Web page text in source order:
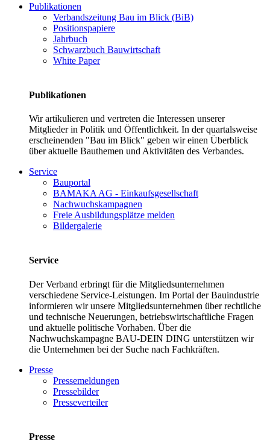
Publikationen
Verbandszeitung Bau im Blick (BiB)
Positionspapiere
Jahrbuch
Schwarzbuch Bauwirtschaft
White Paper
Publikationen
Wir artikulieren und vertreten die Interessen unserer
Mitglieder in Politik und Öffentlichkeit. In der quartalsweise
erscheinenden "Bau im Blick" geben wir einen Überblick
über aktuelle Bauthemen und Aktivitäten des Verbandes.
Service
Bauportal
BAMAKA AG - Einkaufsgesellschaft
Nachwuchskampagnen
Freie Ausbildungsplätze melden
Bildergalerie
Service
Der Verband erbringt für die Mitgliedsunternehmen
verschiedene Service-Leistungen. Im Portal der Bauindustrie
informieren wir unsere Mitgliedsunternehmen über rechtliche
und technische Neuerungen, betriebswirtschaftliche Fragen
und aktuelle politische Vorhaben. Über die
Nachwuchskampagne BAU-DEIN DING unterstützen wir
die Unternehmen bei der Suche nach Fachkräften.
Presse
Pressemeldungen
Pressebilder
Presseverteiler
Presse